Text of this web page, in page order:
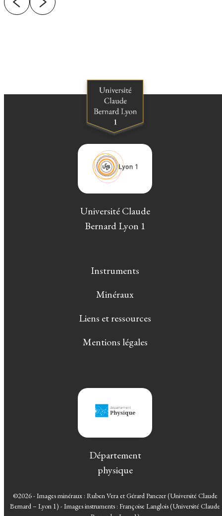
Université Claude
Bernard Lyon 1
Instruments
Minéraux
Liens et ressources
Mentions légales
Département
physique
©2026 - Images minéraux : Ruben Vera et Gérard Panczer (Université Claude
Bernard – Lyon 1) - Images instruments : Françoise Langlois (Université Claude